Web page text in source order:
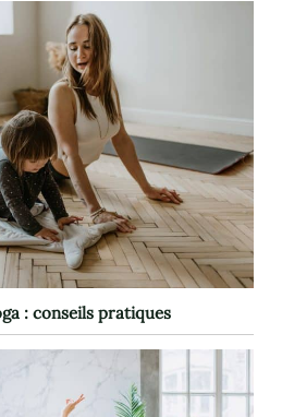
: conseils pratiques